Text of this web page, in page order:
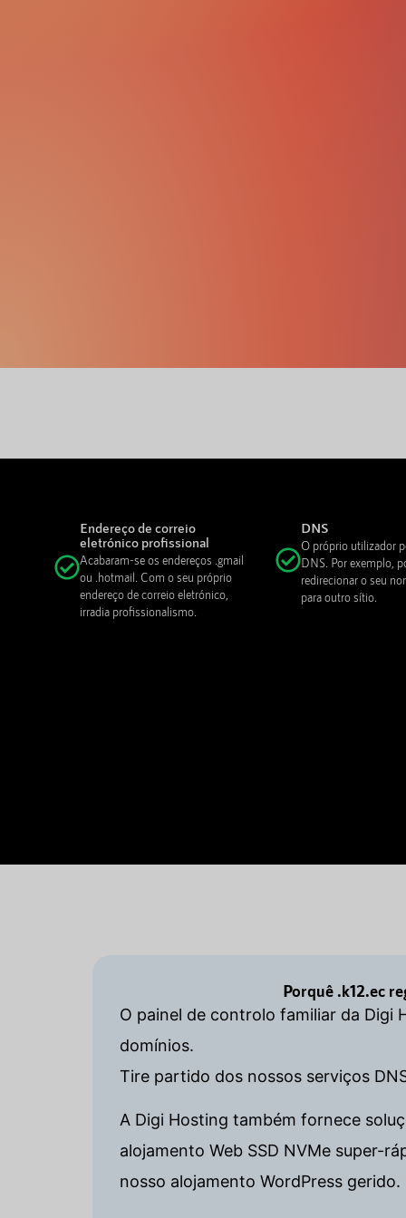
Endereço de correio
eletrónico profissional
Acabaram-se os endereços .gmail
ou .hotmail. Com o seu próprio
endereço de correio eletrónico,
irradia profissionalismo.
DNS
O próprio utilizador
DNS. Por exemplo,
redirecionar o seu
para outro sítio.
Porquê .k12.ec
O painel de controlo familiar da Digi
domínios.
Tire partido dos nossos serviços
A Digi Hosting também fornece
alojamento Web SSD NVMe super-
nosso alojamento WordPress